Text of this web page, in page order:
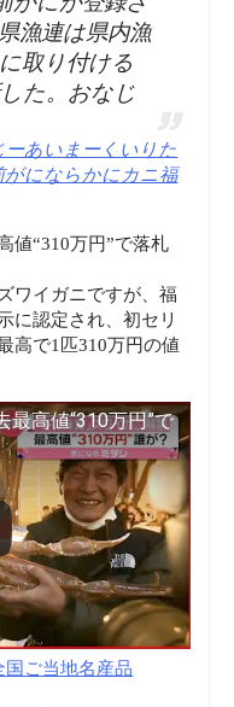
漁連は県内漁
取り付ける
た。おなじ
ーあいまーくいりた
がにならかにカニ福
値“310万円”で落札
ワイガニですが、福
に認定され、初セリ
高で1匹310万円の値
最高値“310万円”で
ご当地名産品